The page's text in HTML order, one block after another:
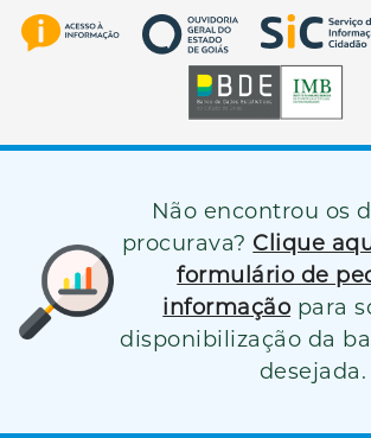
Não encontrou os
procurava? Clique
formulário de
informação para
disponibilização da
desejada.